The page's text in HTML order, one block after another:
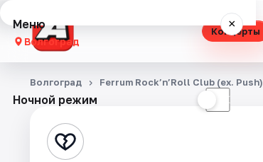
Концерты
Меню ×
Волгоград
Концерты
Стендап
Ночной режим ☾
Волгоград Ferrum Rock’n’Roll Club (ex. Push)